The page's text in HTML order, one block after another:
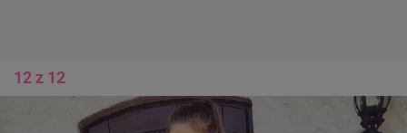
12 z 12